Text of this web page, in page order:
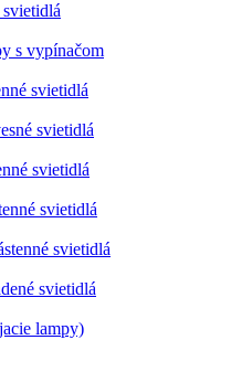
s vypínačom
svietidlá
svietidlá
svietidlá
svietidlá
svietidlá
svietidlá
lampy)